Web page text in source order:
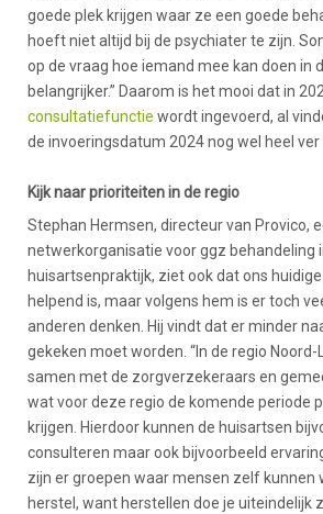
goede plek krijgen waar ze een goede
hoeft niet altijd bij de psychiater te zijn.
op de vraag hoe iemand mee kan doen in
belangrijker.” Daarom is het mooi dat in
consultatiefunctie wordt ingevoerd, al
de invoeringsdatum 2024 nog wel heel ver
Kijk naar prioriteiten in de regio
Stephan Hermsen, directeur van Provico,
netwerkorganisatie voor ggz behandeling
huisartsenpraktijk, ziet ook dat ons
helpend is, maar volgens hem is er toch
anderen denken. Hij vindt dat er minder
gekeken moet worden. “In de regio
samen met de zorgverzekeraars en
wat voor deze regio de komende periode
krijgen. Hierdoor kunnen de huisartsen
consulteren maar ook bijvoorbeeld
zijn er groepen waar mensen zelf kunnen
herstel, want herstellen doe je uiteindelijk